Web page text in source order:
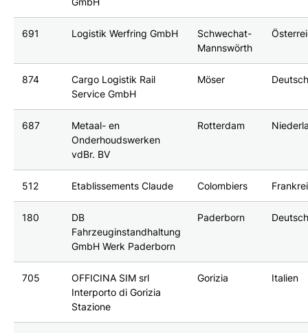
691 Logistik Werfring GmbH
Schwechat-
Mannswörth
874
Cargo Logistik Rail
Service GmbH
Möser
687
Metaal- en
Onderhoudswerken
vdBr. BV
Rotterdam
512 Etablissements Claude Colombiers
180
DB
Fahrzeuginstandhaltung
GmbH Werk Paderborn
Paderborn
705
OFFICINA SIM srl
Interporto di Gorizia
Stazione
Gorizia Italien